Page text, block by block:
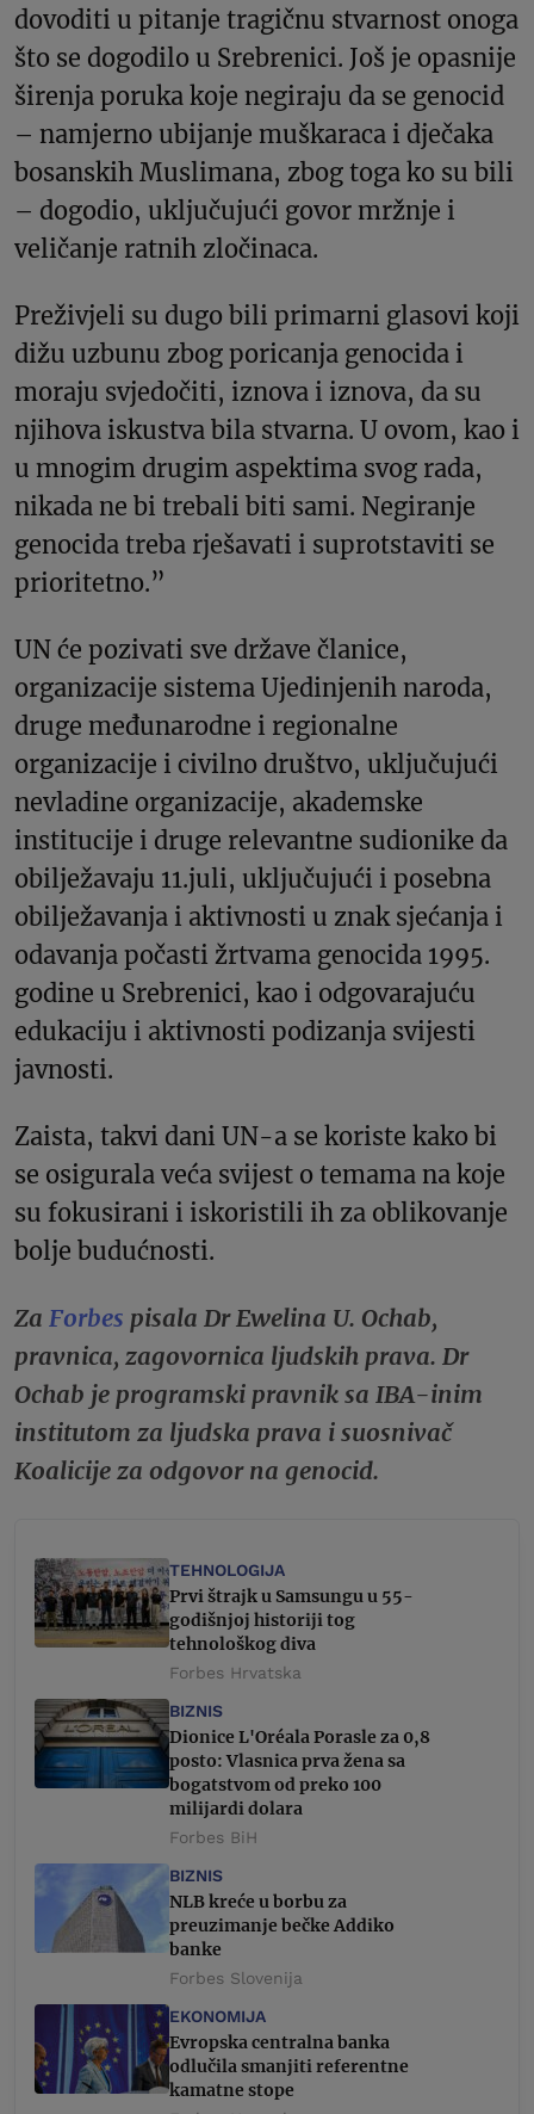
dovoditi u pitanje tragičnu stvarnost onoga
što se dogodilo u Srebrenici. Još je opasnije
širenja poruka koje negiraju da se genocid
– namjerno ubijanje muškaraca i dječaka
bosanskih Muslimana, zbog toga ko su bili
– dogodio, uključujući govor mržnje i
veličanje ratnih zločinaca.
Preživjeli su dugo bili primarni glasovi koji
dižu uzbunu zbog poricanja genocida i
moraju svjedočiti, iznova i iznova, da su
njihova iskustva bila stvarna. U ovom, kao i
u mnogim drugim aspektima svog rada,
nikada ne bi trebali biti sami. Negiranje
genocida treba rješavati i suprotstaviti se
prioritetno.”
UN će pozivati ​​sve države članice,
organizacije sistema Ujedinjenih naroda,
druge međunarodne i regionalne
organizacije i civilno društvo, uključujući
nevladine organizacije, akademske
institucije i druge relevantne sudionike da
obilježavaju 11.juli, uključujući i posebna
obilježavanja i aktivnosti u znak sjećanja i
odavanja počasti žrtvama genocida 1995.
godine u Srebrenici, kao i odgovarajuću
edukaciju i aktivnosti podizanja svijesti
javnosti.
Zaista, takvi dani UN-a se koriste kako bi
se osigurala veća svijest o temama na koje
su fokusirani i iskoristili ih za oblikovanje
bolje budućnosti.
Za Forbes pisala Dr Ewelina U. Ochab,
pravnica, zagovornica ljudskih prava. Dr
Ochab je programski pravnik sa IBA-inim
institutom za ljudska prava i suosnivač
Koalicije za odgovor na genocid.
TEHNOLOGIJA
Prvi štrajk u Samsungu u 55-
godišnjoj historiji tog
tehnološkog diva
Forbes Hrvatska
BIZNIS
Dionice L'Oréala Porasle za 0,8
posto: Vlasnica prva žena sa
bogatstvom od preko 100
milijardi dolara
Forbes BiH
BIZNIS
NLB kreće u borbu za
preuzimanje bečke Addiko
banke
Forbes Slovenija
EKONOMIJA
Evropska centralna banka
odlučila smanjiti referentne
kamatne stope